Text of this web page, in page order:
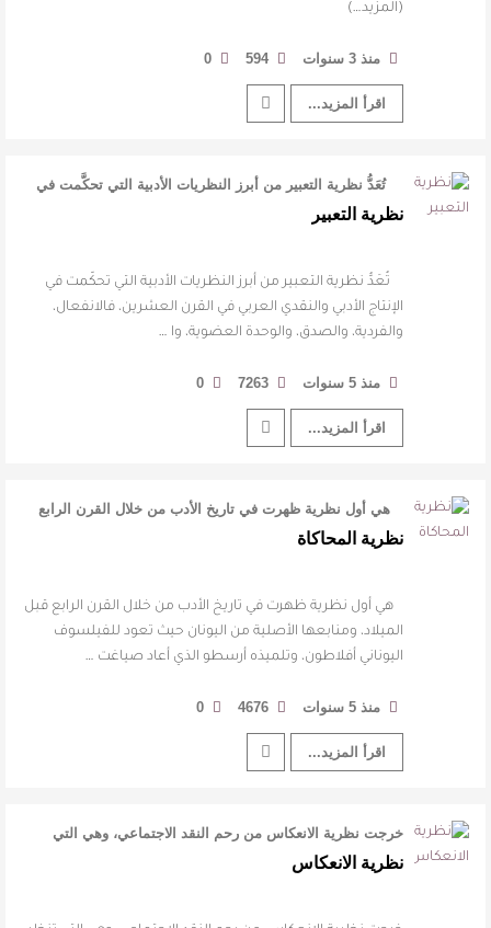
(المزيد…)
منذ 3 سنوات 594
0
اقرأ المزيد...
تُعَدُّ نظرية التعبير من أبرز النظريات الأدبية التي تحكَّمت في
الإنتاج الأدب …
نظرية التعبير
تُعَدُّ نظرية التعبير من أبرز النظريات الأدبية التي تحكَّمت في
الإنتاج الأدبي والنقدي العربي في القرن العشرين، فالانفعال،
والفردية، والصدق، والوحدة العضوية، وا …
منذ 5 سنوات 7263
0
اقرأ المزيد...
هي أول نظرية ظهرت في تاريخ الأدب من خلال القرن الرابع
قبل الميلاد، ومنابعها ا …
نظرية المحاكاة
هي أول نظرية ظهرت في تاريخ الأدب من خلال القرن الرابع قبل
الميلاد، ومنابعها الأصلية من اليونان حيث تعود للفيلسوف
اليوناني أفلاطون، وتلميذه أرسطو الذي أعاد صياغت …
منذ 5 سنوات 4676
0
اقرأ المزيد...
خرجت نظرية الانعكاس من رحم النقد الاجتماعي، وهي التي
تنظر إلى الأدب على أنه مرآة …
نظرية الانعكاس